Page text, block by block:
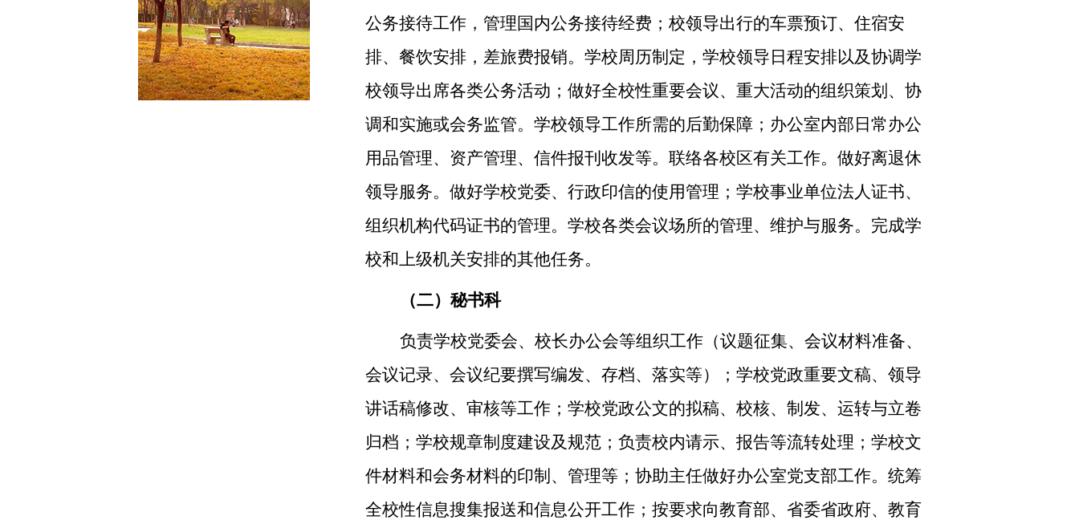
公务接待工作，管理国内公务接待经费；校领导出行的车票预订、住宿安
排、餐饮安排，差旅费报销。学校周历制定，学校领导日程安排以及协调学
校领导出席各类公务活动；做好全校性重要会议、重大活动的组织策划、协
调和实施或会务监管。学校领导工作所需的后勤保障；办公室内部日常办公
用品管理、资产管理、信件报刊收发等。联络各校区有关工作。做好离退休
领导服务。做好学校党委、行政印信的使用管理；学校事业单位法人证书、
组织机构代码证书的管理。学校各类会议场所的管理、维护与服务。完成学
校和上级机关安排的其他任务。
（二）秘书科
负责学校党委会、校长办公会等组织工作（议题征集、会议材料准备、
会议记录、会议纪要撰写编发、存档、落实等）；学校党政重要文稿、领导
讲话稿修改、审核等工作；学校党政公文的拟稿、校核、制发、运转与立卷
归档；学校规章制度建设及规范；负责校内请示、报告等流转处理；学校文
件材料和会务材料的印制、管理等；协助主任做好办公室党支部工作。统筹
全校性信息搜集报送和信息公开工作；按要求向教育部、省委省政府、教育